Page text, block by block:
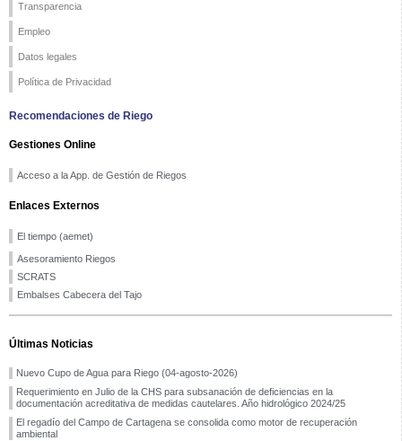
Transparencia
Empleo
Datos legales
Política de Privacidad
Recomendaciones de Riego
Gestiones Online
Acceso a la App. de Gestión de Riegos
Enlaces Externos
El tiempo (aemet)
Asesoramiento Riegos
SCRATS
Embalses Cabecera del Tajo
Últimas Noticias
Nuevo Cupo de Agua para Riego (04-agosto-2026)
Requerimiento en Julio de la CHS para subsanación de deficiencias en la
documentación acreditativa de medidas cautelares. Año hidrológico 2024/25
El regadío del Campo de Cartagena se consolida como motor de recuperación
ambiental